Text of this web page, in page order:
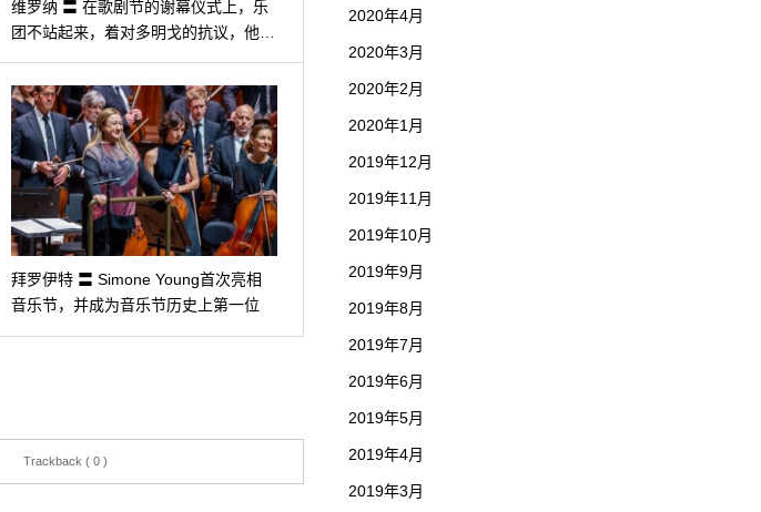
维罗纳 〓 在歌剧节的谢幕仪式上，乐
团不站起来，着对多明戈的抗议，他…
拜罗伊特 〓 Simone Young首次亮相
音乐节，并成为音乐节历史上第一位
Trackback ( 0 )
2020年4月
2020年3月
2020年2月
2020年1月
2019年12月
2019年11月
2019年10月
2019年9月
2019年8月
2019年7月
2019年6月
2019年5月
2019年4月
2019年3月